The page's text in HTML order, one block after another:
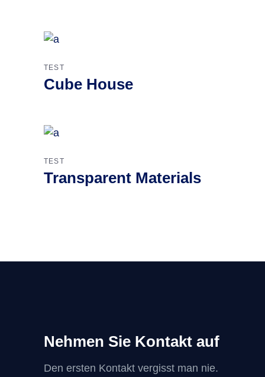
TEST
Cube House
TEST
Transparent Materials
Nehmen Sie Kontakt auf
Den ersten Kontakt vergisst man nie.